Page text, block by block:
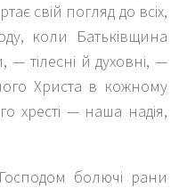
свій погляд до всіх,
коли Батьківщина
тілесні й духовні, —
Христа в кожному
хресті — наша надія,
болючі рани